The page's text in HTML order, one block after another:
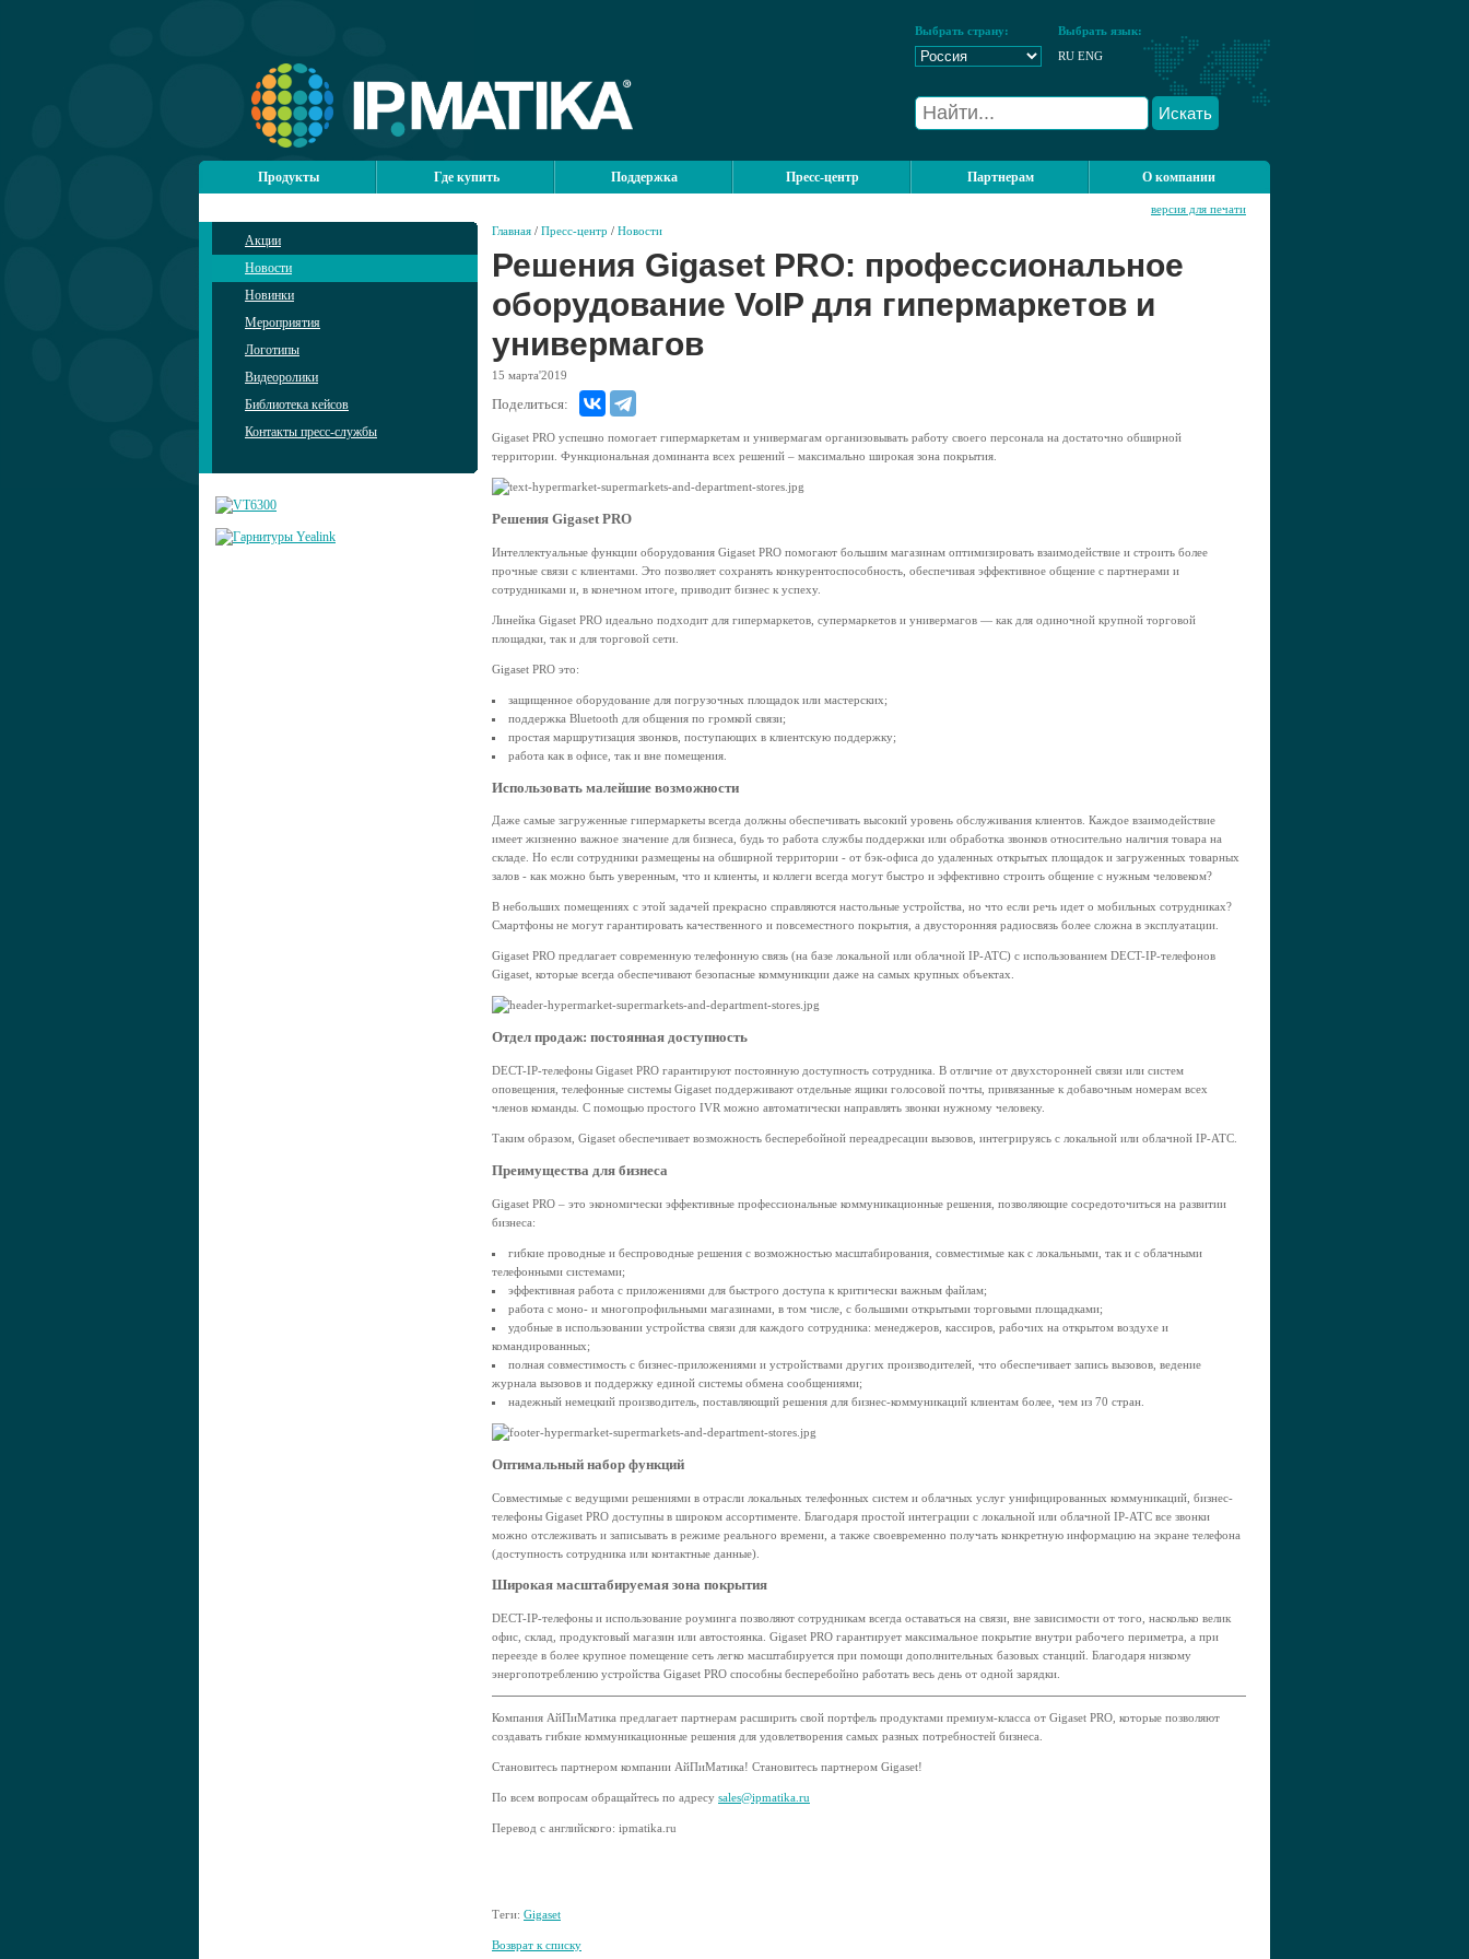
Выбрать страну:
Выбрать язык:
RU ENG
Искать
Продукты Где купить Поддержка Пресс-центр Партнерам О компании
Акции
Новости
Новинки
Мероприятия
Логотипы
Видеоролики
Библиотека кейсов
Контакты пресс-службы
Главная / Пресс-центр / Новости
версия для печати
Решения Gigaset PRO: профессиональное
оборудование VoIP для гипермаркетов и
универмагов
15 марта'2019
Поделиться:
Gigaset PRO успешно помогает гипермаркетам и универмагам организовывать работу своего персонала на достаточно обширной
территории. Функциональная доминанта всех решений – максимально широкая зона покрытия.
Решения Gigaset PRO
Интеллектуальные функции оборудования Gigaset PRO помогают большим магазинам оптимизировать взаимодействие и строить более
прочные связи с клиентами. Это позволяет сохранять конкурентоспособность, обеспечивая эффективное общение с партнерами и
сотрудниками и, в конечном итоге, приводит бизнес к успеху.
Линейка Gigaset PRO идеально подходит для гипермаркетов, супермаркетов и универмагов — как для одиночной крупной торговой
площадки, так и для торговой сети.
Gigaset PRO это:
защищенное оборудование для погрузочных площадок или мастерских;
поддержка Bluetooth для общения по громкой связи;
простая маршрутизация звонков, поступающих в клиентскую поддержку;
работа как в офисе, так и вне помещения.
Использовать малейшие возможности
Даже самые загруженные гипермаркеты всегда должны обеспечивать высокий уровень обслуживания клиентов. Каждое взаимодействие
имеет жизненно важное значение для бизнеса, будь то работа службы поддержки или обработка звонков относительно наличия товара на
складе. Но если сотрудники размещены на обширной территории - от бэк-офиса до удаленных открытых площадок и загруженных товарных
залов - как можно быть уверенным, что и клиенты, и коллеги всегда могут быстро и эффективно строить общение с нужным человеком?
В небольших помещениях с этой задачей прекрасно справляются настольные устройства, но что если речь идет о мобильных сотрудниках?
Смартфоны не могут гарантировать качественного и повсеместного покрытия, а двусторонняя радиосвязь более сложна в эксплуатации.
Gigaset PRO предлагает современную телефонную связь (на базе локальной или облачной IP-АТС) с использованием DECT-IP-телефонов
Gigaset, которые всегда обеспечивают безопасные коммуникции даже на самых крупных объектах.
Отдел продаж: постоянная доступность
DECT-IP-телефоны Gigaset PRO гарантируют постоянную доступность сотрудника. В отличие от двухсторонней связи или систем
оповещения, телефонные системы Gigaset поддерживают отдельные ящики голосовой почты, привязанные к добавочным номерам всех
членов команды. С помощью простого IVR можно автоматически направлять звонки нужному человеку.
Таким образом, Gigaset обеспечивает возможность бесперебойной переадресации вызовов, интегрируясь с локальной или облачной IP-АТС.
Преимущества для бизнеса
Gigaset PRO – это экономически эффективные профессиональные коммуникационные решения, позволяющие сосредоточиться на развитии
бизнеса:
гибкие проводные и беспроводные решения с возможностью масштабирования, совместимые как с локальными, так и с облачными
телефонными системами;
эффективная работа с приложениями для быстрого доступа к критически важным файлам;
работа с моно- и многопрофильными магазинами, в том числе, с большими открытыми торговыми площадками;
удобные в использовании устройства связи для каждого сотрудника: менеджеров, кассиров, рабочих на открытом воздухе и
командированных;
полная совместимость с бизнес-приложениями и устройствами других производителей, что обеспечивает запись вызовов, ведение
журнала вызовов и поддержку единой системы обмена сообщениями;
надежный немецкий производитель, поставляющий решения для бизнес-коммуникаций клиентам более, чем из 70 стран.
Оптимальный набор функций
Совместимые с ведущими решениями в отрасли локальных телефонных систем и облачных услуг унифицированных коммуникаций, бизнес-
телефоны Gigaset PRO доступны в широком ассортименте. Благодаря простой интеграции с локальной или облачной IP-АТС все звонки
можно отслеживать и записывать в режиме реального времени, а также своевременно получать конкретную информацию на экране телефона
(доступность сотрудника или контактные данные).
Широкая масштабируемая зона покрытия
DECT-IP-телефоны и использование роуминга позволяют сотрудникам всегда оставаться на связи, вне зависимости от того, насколько велик
офис, склад, продуктовый магазин или автостоянка. Gigaset PRO гарантирует максимальное покрытие внутри рабочего периметра, а при
переезде в более крупное помещение сеть легко масштабируется при помощи дополнительных базовых станций. Благодаря низкому
энергопотреблению устройства Gigaset PRO способны бесперебойно работать весь день от одной зарядки.
Компания АйПиМатика предлагает партнерам расширить свой портфель продуктами премиум-класса от Gigaset PRO, которые позволяют
создавать гибкие коммуникационные решения для удовлетворения самых разных потребностей бизнеса.
Становитесь партнером компании АйПиМатика! Становитесь партнером Gigaset!
По всем вопросам обращайтесь по адресу sales@ipmatika.ru
Перевод с английского: ipmatika.ru
Теги: Gigaset
Возврат к списку